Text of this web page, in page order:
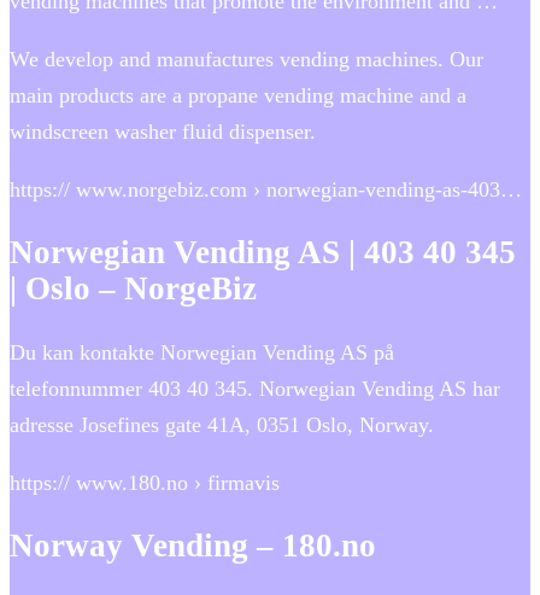
We develop and manufactures vending machines. Our
main products are a propane vending machine and a
windscreen washer fluid dispenser.
https:// www.norgebiz.com › norwegian-vending-as-403…
Norwegian Vending AS | 403 40 345
| Oslo – NorgeBiz
Du kan kontakte Norwegian Vending AS på
telefonnummer 403 40 345. Norwegian Vending AS har
adresse Josefines gate 41A, 0351 Oslo, Norway.
https:// www.180.no › firmavis
Norway Vending – 180.no